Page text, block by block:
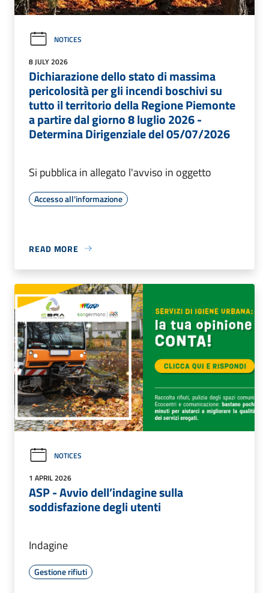
NOTICES
8 JULY 2026
Dichiarazione dello stato di massima
pericolosità per gli incendi boschivi su
tutto il territorio della Regione Piemonte
a partire dal giorno 8 luglio 2026 -
Determina Dirigenziale del 05/07/2026
Si pubblica in allegato l'avviso in oggetto
Accesso all'informazione
READ MORE
NOTICES
1 APRIL 2026
ASP - Avvio dell’indagine sulla
soddisfazione degli utenti
Indagine
Gestione rifiuti